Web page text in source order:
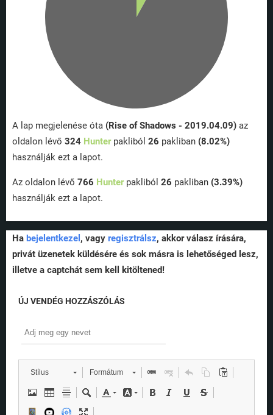
A lap megjelenése óta (Rise of Shadows - 2019.04.09) az
oldalon lévő 324 Hunterpakliból 26 pakliban (8.02%)
használják ezt a lapot.
Az oldalon lévő 766 Hunterpakliból 26 pakliban (3.39%)
használják ezt a lapot.
Ha bejelentkezel , vagy regisztrálsz, akkor válasz írására,
privát üzenetek küldésére és sok másra is lehetőséged lesz,
illetve a captchát sem kell kitöltened!
ÚJ VENDÉG HOZZÁSZÓLÁS
Stílus Formátum